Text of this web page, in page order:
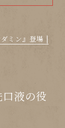
ミン』登場 |
液の役